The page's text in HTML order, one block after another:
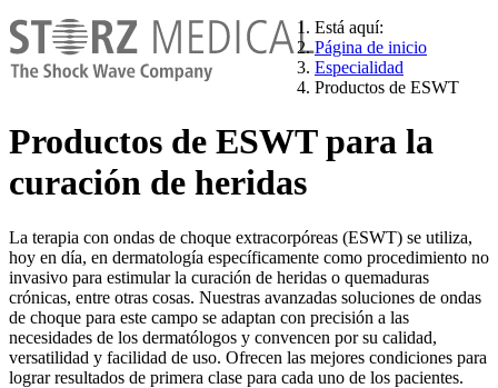
Está aquí:
Página de inicio
Especialidad
Productos de ESWT
Productos de ESWT para la
curación de heridas
La terapia con ondas de choque extracorpóreas (ESWT) se utiliza,
hoy en día, en dermatología específicamente como procedimiento no
invasivo para estimular la curación de heridas o quemaduras
crónicas, entre otras cosas. Nuestras avanzadas soluciones de ondas
de choque para este campo se adaptan con precisión a las
necesidades de los dermatólogos y convencen por su calidad,
versatilidad y facilidad de uso. Ofrecen las mejores condiciones para
lograr resultados de primera clase para cada uno de los pacientes.